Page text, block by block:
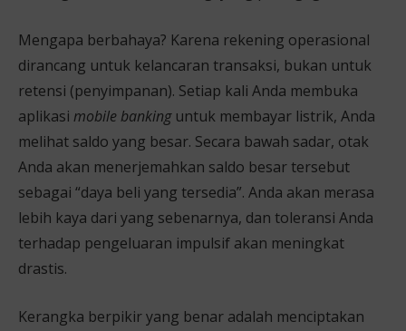
Mengapa berbahaya? Karena rekening operasional
dirancang untuk kelancaran transaksi, bukan untuk
retensi (penyimpanan). Setiap kali Anda membuka
aplikasi mobile bankinguntuk membayar listrik, Anda
melihat saldo yang besar. Secara bawah sadar, otak
Anda akan menerjemahkan saldo besar tersebut
sebagai “daya beli yang tersedia”. Anda akan merasa
lebih kaya dari yang sebenarnya, dan toleransi Anda
terhadap pengeluaran impulsif akan meningkat
drastis.
Kerangka berpikir yang benar adalah menciptakan